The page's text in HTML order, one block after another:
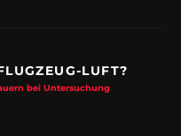
LUFT?
bei Untersuchung